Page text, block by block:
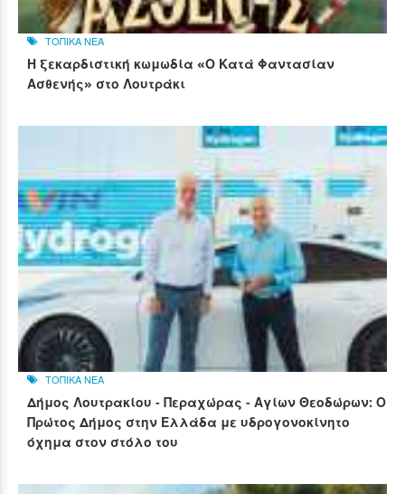
ΤΟΠΙΚΑ ΝΕΑ
Η ξεκαρδιστική κωμωδία «Ο Κατά Φαντασίαν
Ασθενής» στο Λουτράκι
ΤΟΠΙΚΑ ΝΕΑ
Δήμος Λουτρακίου - Περαχώρας - Αγίων Θεοδώρων: Ο
Πρώτος Δήμος στην Ελλάδα με υδρογονοκίνητο
όχημα στον στόλο του